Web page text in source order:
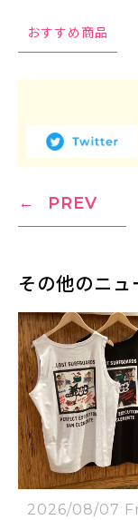
おすすめ商品
PREV
その他のニュ
2026/08/07